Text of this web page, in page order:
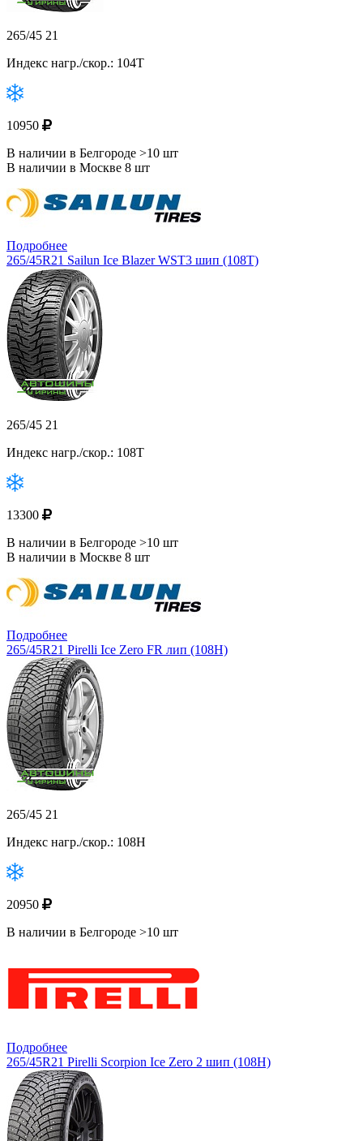
265/45 21
Индекс нагр./скор.: 104T
10950
В наличии в Белгороде >10 шт
В наличии в Москве 8 шт
Подробнее
265/45R21 Sailun Ice Blazer WST3 шип (108T)
265/45 21
Индекс нагр./скор.: 108T
13300
В наличии в Белгороде >10 шт
В наличии в Москве 8 шт
Подробнее
265/45R21 Pirelli Ice Zero FR лип (108H)
265/45 21
Индекс нагр./скор.: 108H
20950
В наличии в Белгороде >10 шт
Подробнее
265/45R21 Pirelli Scorpion Ice Zero 2 шип (108H)